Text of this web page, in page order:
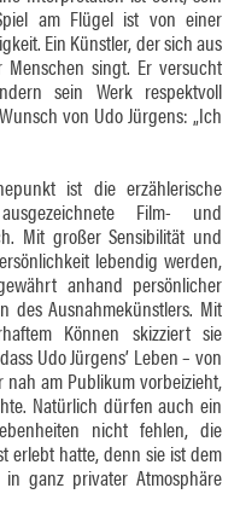
am Flügel ist von einer
Ein Künstler, der sich aus
singt. Er versucht
sein Werk respektvoll
von Udo Jürgens: „Ich
ist die erzählerische
Film- und
Mit großer Sensibilität und
lebendig werden,
anhand persönlicher
des Ausnahmekünstlers. Mit
Können skizziert sie
Udo Jürgens’ Leben – von
am Publikum vorbeizieht,
Natürlich dürfen auch ein
nicht fehlen, die
erlebt hatte, denn sie ist dem
ganz privater Atmosphäre